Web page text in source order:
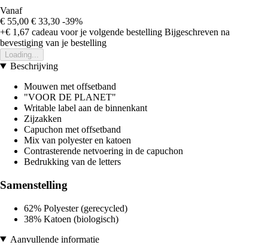
Vanaf
€ 55,00 € 33,30 -39%
+€ 1,67 cadeau voor je volgende bestelling Bijgeschreven na
bevestiging van je bestelling
Loading...
Beschrijving
Mouwen met offsetband
"VOOR DE PLANET"
Writable label aan de binnenkant
Zijzakken
Capuchon met offsetband
Mix van polyester en katoen
Contrasterende netvoering in de capuchon
Bedrukking van de letters
Samenstelling
62% Polyester (gerecycled)
38% Katoen (biologisch)
Aanvullende informatie